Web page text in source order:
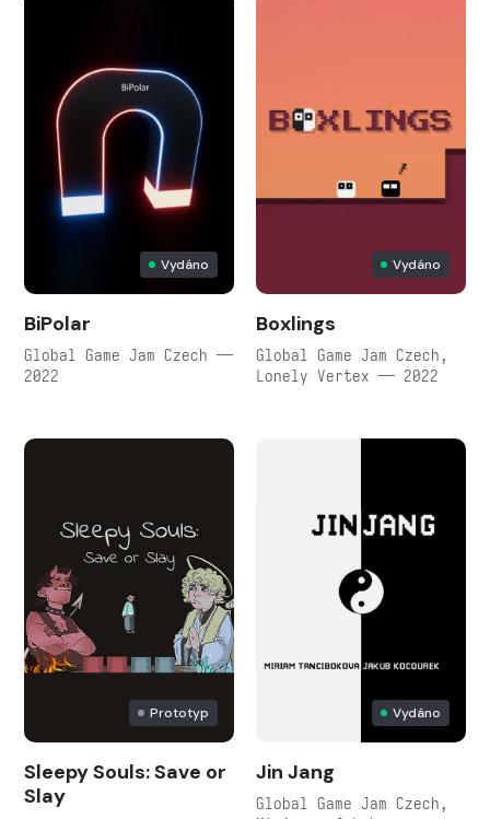
Vydáno
BiPolar
Global Game Jam Czech —
2022
Vydáno
Boxlings
Global Game Jam Czech,
Lonely Vertex — 2022
Prototyp
Sleepy Souls: Save or
Slay
Vydáno
Jin Jang
Global Game Jam Czech,